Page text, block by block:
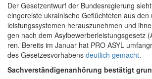
Der Gesetz­ent­wurf der Bun­des­re­gie­rung
ein­ge­reis­te ukrai­ni­sche Geflüch­te­ten aus
leis­tungs­sys­te­men her­aus­zu­neh­men und
gen nach dem Asyl­be­wer­ber­leis­tungs­ge­setz
ren. Bereits im Janu­ar hat PRO ASYL
des Geset­zes­vor­ha­bens deut­lich gemacht.
Sach­ver­stän­di­gen­an­hö­rung bestä­tigt